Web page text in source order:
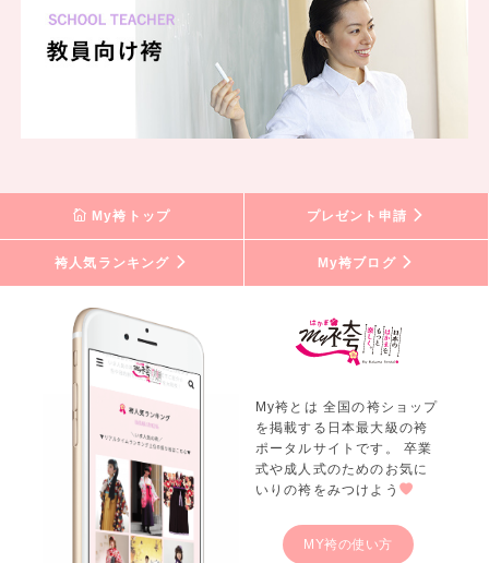
My袴トップ プレゼント申請
袴人気ランキング My袴ブログ
My袴とは 全国の袴ショップ
を掲載する日本最大級の袴
ポータルサイトです。 卒業
式や成人式のためのお気に
いりの袴をみつけよう
MY袴の使い方